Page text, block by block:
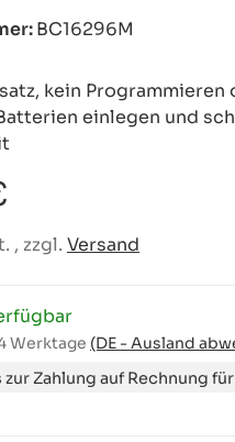
BC16296M
kein
einlegen und
, zzgl. Versand
Werktage (DE - Ausland
zur Zahlung auf Rechnung